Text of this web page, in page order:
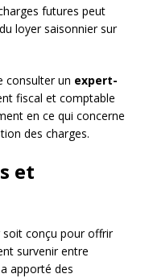
futures peut
loyer saisonnier sur
consulter un expert-
fiscal et comptable
en ce qui concerne
des charges.
et
soit conçu pour offrir
survenir entre
apporté des